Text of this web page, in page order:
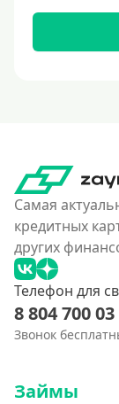
Самая
кредитных
других
Телефон для
8 804 700 03
Звонок
Займы